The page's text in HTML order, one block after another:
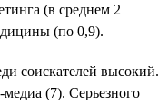
(в среднем 2
(по 0,9).
соискателей высокий.
(7). Серьезного